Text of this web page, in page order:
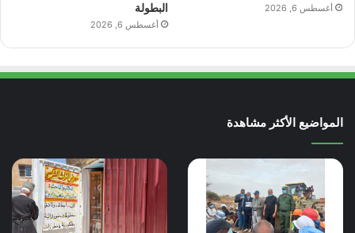
أغسطس 6, 2026
البطولة
أغسطس 6, 2026
المواضيع الأكثر مشاهدة